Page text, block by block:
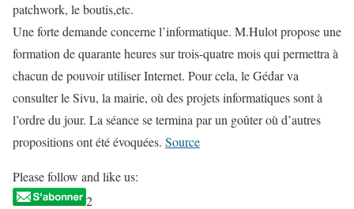
patchwork, le boutis,etc.
Une forte demande concerne l’informatique. M.Hulot propose une
formation de quarante heures sur trois-quatre mois qui permettra à
chacun de pouvoir utiliser Internet. Pour cela, le Gédar va
consulter le Sivu, la mairie, où des projets informatiques sont à
l’ordre du jour. La séance se termina par un goûter où d’autres
propositions ont été évoquées. Source
Please follow and like us:
2